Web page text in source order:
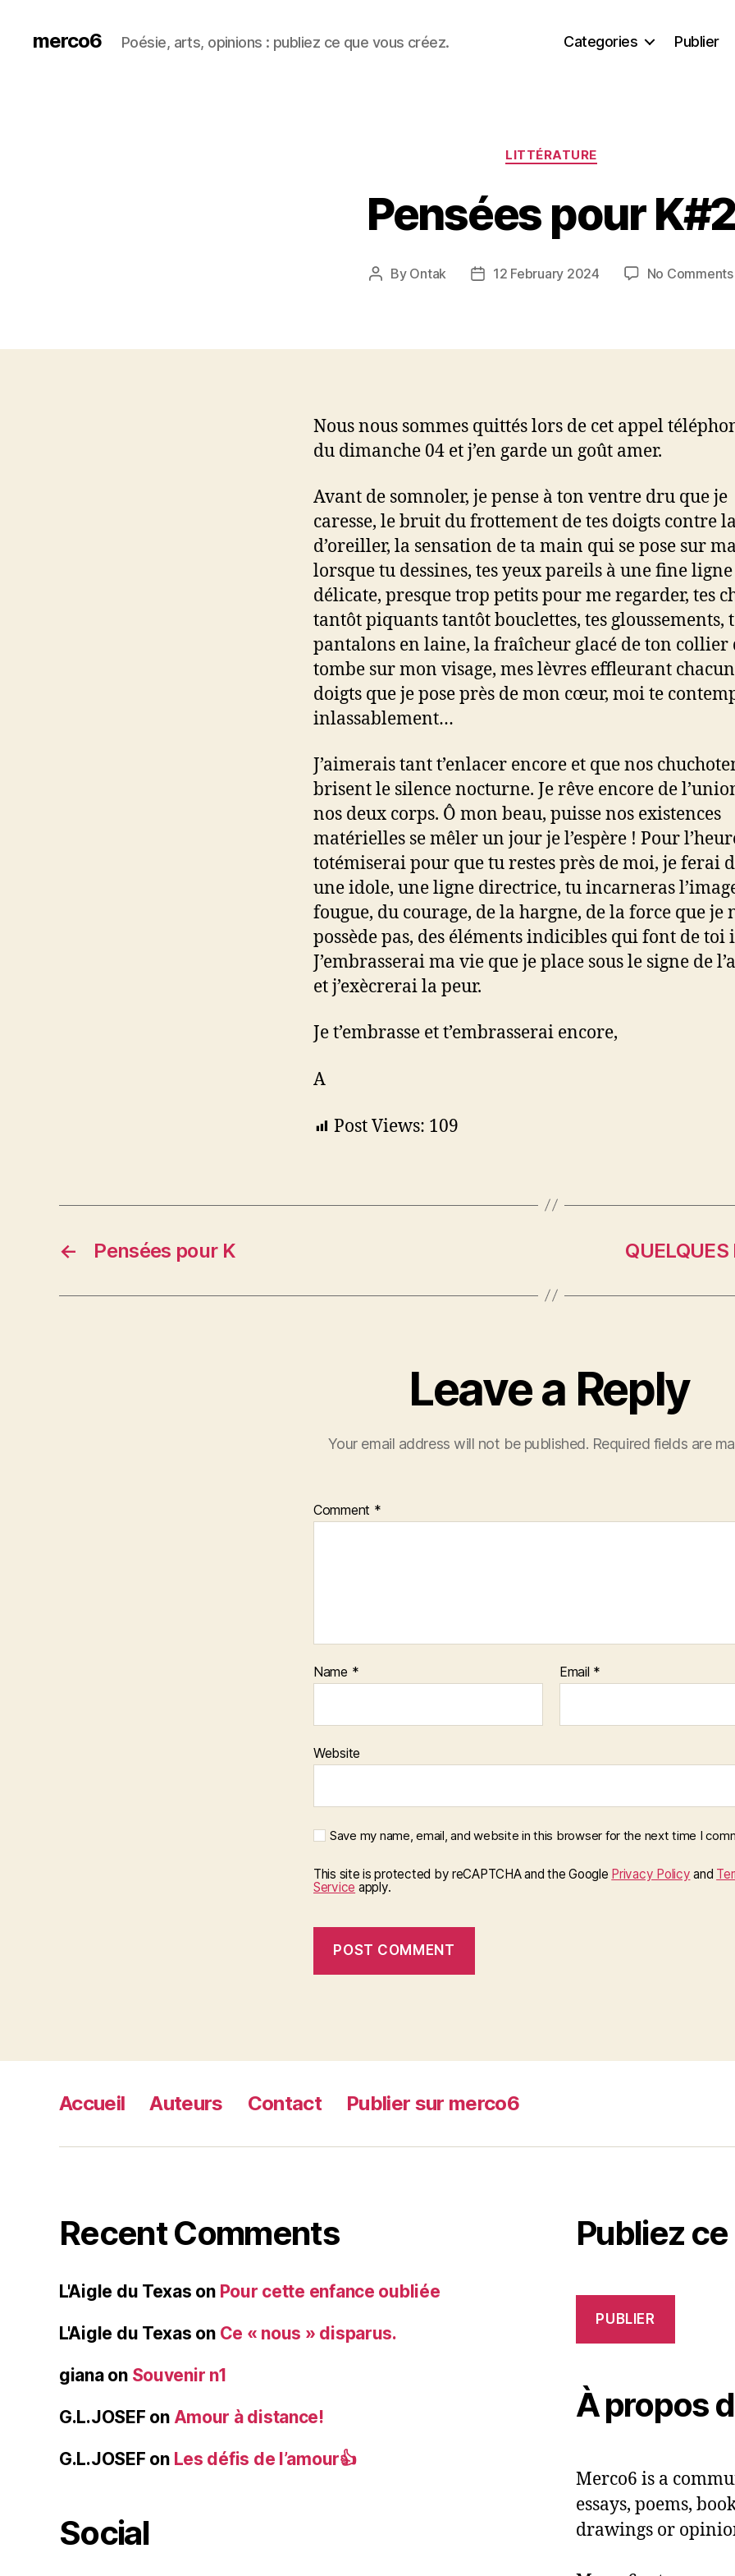
merco6 Poésie, arts, opinions : publiez ce que vous créez. Categories Publier
Categories
LITTÉRATURE
Pensées pour K#2
Post
By Ontak
Post12 February 2024 No Comments
Nous nous sommes quittés lors de cet appel
du dimanche 04 et j’en garde un goût amer.
Avant de somnoler, je pense à ton ventre dru que je
caresse, le bruit du frottement de tes doigts contre
d’oreiller, la sensation de ta main qui se pose sur
lorsque tu dessines, tes yeux pareils à une fine ligne
délicate, presque trop petits pour me regarder, tes
tantôt piquants tantôt bouclettes, tes gloussements,
pantalons en laine, la fraîcheur glacé de ton collier
tombe sur mon visage, mes lèvres effleurant
doigts que je pose près de mon cœur, moi te
inlassablement…
J’aimerais tant t’enlacer encore et que nos
brisent le silence nocturne. Je rêve encore de
nos deux corps. Ô mon beau, puisse nos existences
matérielles se mêler un jour je l’espère ! Pour
totémiserai pour que tu restes près de moi, je ferai
une idole, une ligne directrice, tu incarneras
fougue, du courage, de la hargne, de la force que je
possède pas, des éléments indicibles qui font de toi
J’embrasserai ma vie que je place sous le signe de
et j’exècrerai la peur.
Je t’embrasse et t’embrasserai encore,
A
Post Views: 109
← Pensées pour K
Leave a Reply
Your email address will not be published. Required fields are
Comment *
Name * Email *
Website
Save my name, email, and website in this browser for the next time I
This site is protected by reCAPTCHA and the Google Privacy Policy and
Service apply.
Accueil Auteurs Contact Publier sur merco6
Recent Comments
L'Aigle du Texas on Pour cette enfance oubliée
L'Aigle du Texas on Ce « nous » disparus.
gianaon Souvenir n1
G.L.JOSEF on Amour à distance!
G.L.JOSEF on Les défis de l’amour👍
Social
Publiez
PUBLIER
À propos
Merco6 is a
essays, poems,
drawings or